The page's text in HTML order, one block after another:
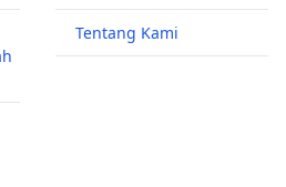
tetap dipaksakan → berpotensi
IAI secara tegas
integritas profesi
Tentang Kami